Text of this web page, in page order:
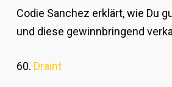
Codie Sanchez erklärt, wie Du
und diese gewinnbringend
60. Draint